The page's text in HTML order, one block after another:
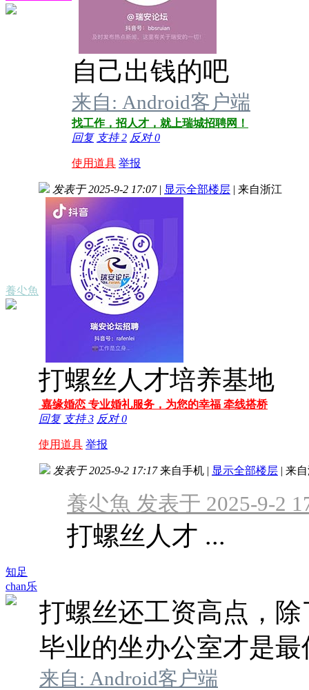
自己出钱的吧
来自: Android客户端
找工作，招人才，就上瑞城招聘网！
回复 支持2 反对0
使用道具 举报
養尐魚
发表于 2025-9-2 17:07 | 显示全部楼层 | 来自浙江
打螺丝人才培养基地
嘉缘婚恋 专业婚礼服务，为您的幸福 牵线搭桥
回复 支持3 反对0
使用道具 举报
知足
chan乐
发表于 2025-9-2 17:17 来自手机 | 显示全部楼层 | 来
養尐魚 发表于 2025-9-2
打螺丝人才 ...
打螺丝还工资高点，
毕业的坐办公室才是
来自: Android客户端